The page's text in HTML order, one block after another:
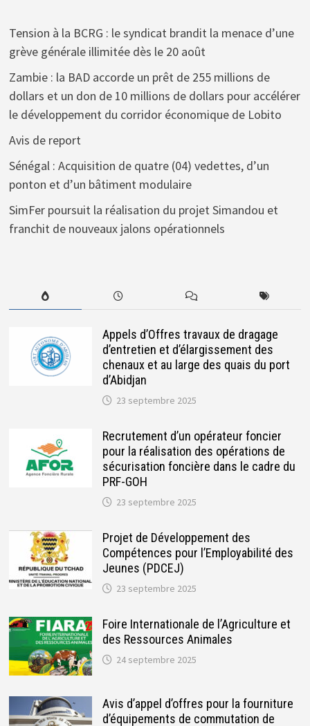
Tension à la BCRG : le syndicat brandit la menace d’une
grève générale illimitée dès le 20 août
Zambie : la BAD accorde un prêt de 255 millions de
dollars et un don de 10 millions de dollars pour accélérer
le développement du corridor économique de Lobito
Avis de report
Sénégal : Acquisition de quatre (04) vedettes, d’un
ponton et d’un bâtiment modulaire
SimFer poursuit la réalisation du projet Simandou et
franchit de nouveaux jalons opérationnels
Appels d’Offres travaux de dragage
d’entretien et d’élargissement des
chenaux et au large des quais du port
d’Abidjan
23 septembre 2025
Recrutement d’un opérateur foncier
pour la réalisation des opérations de
sécurisation foncière dans le cadre du
PRF-GOH
23 septembre 2025
Projet de Développement des
Compétences pour l’Employabilité des
Jeunes (PDCEJ)
23 septembre 2025
Foire Internationale de l’Agriculture et
des Ressources Animales
24 septembre 2025
Avis d’appel d’offres pour la fourniture
d’équipements de commutation de